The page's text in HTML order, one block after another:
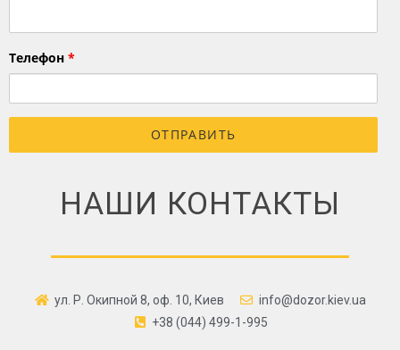
Телефон *
НАШИ КОНТАКТЫ
ул. Р. Окипной 8, оф. 10, Киев
info@dozor.kiev.ua
+38 (044) 499-1-995